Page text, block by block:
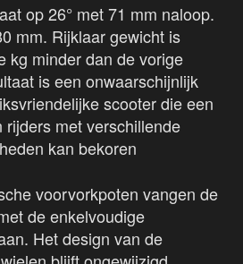
op 26° met 71 mm naloop.
mm. Rijklaar gewicht is
kg minder dan de vorige
is een onwaarschijnlijk
scooter die een
rijders met verschillende
kan bekoren
voorvorkpoten vangen de
de enkelvoudige
Het design van de